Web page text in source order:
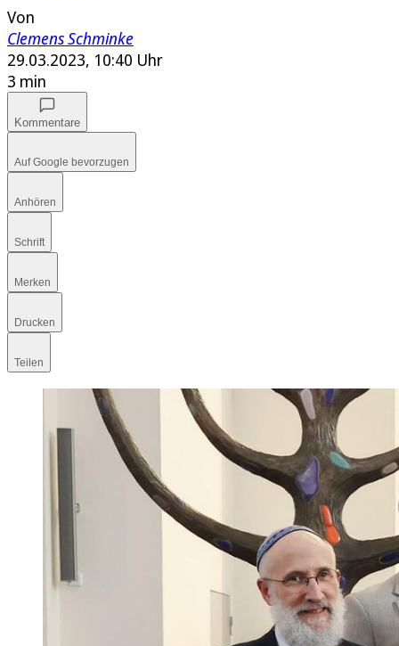
Von
Clemens Schminke
29.03.2023, 10:40 Uhr
3 min
Kommentare
Auf Google bevorzugen
Anhören
Schrift
Merken
Drucken
Teilen